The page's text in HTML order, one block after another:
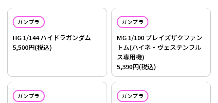
ガンプラ
HG 1/144 ハイドラガンダム
5,500円(税込)
ガンプラ
MG 1/100 ブレイズザクファン
トム(ハイネ・ヴェステンフル
ス専用機)
5,390円(税込)
ガンプラ ガンプラ